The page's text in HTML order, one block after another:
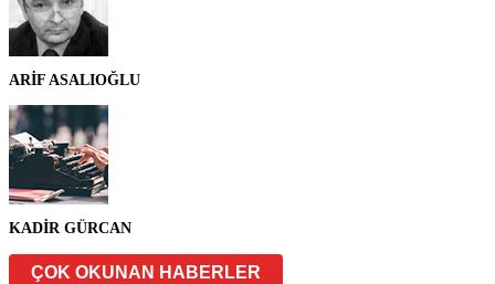
ARİF ASALIOĞLU
KADİR GÜRCAN
ÇOK OKUNAN HABERLER